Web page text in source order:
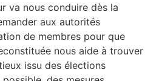
va nous conduire dès la
aux autorités
de membres pour que
nous aide à trouver
issu des élections